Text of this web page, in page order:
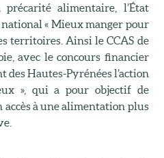
alimentaire, l’État
« Mieux manger pour
territoires. Ainsi le CCAS de
avec le concours financier
des Hautes-Pyrénées l’action
», qui a pour objectif de
à une alimentation plus